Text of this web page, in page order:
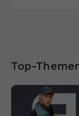
Top-